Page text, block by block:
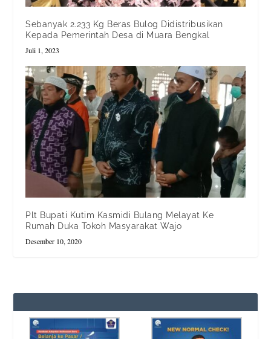
Sebanyak 2.233 Kg Beras Bulog Didistribusikan
Kepada Pemerintah Desa di Muara Bengkal
Juli 1, 2023
Plt Bupati Kutim Kasmidi Bulang Melayat Ke
Rumah Duka Tokoh Masyarakat Wajo
Desember 10, 2020